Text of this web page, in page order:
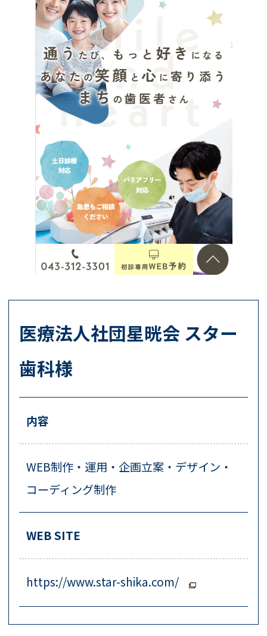
医療法人社団星晄会 スター
歯科様
内容
WEB制作・運用・企画立案・デザイン・
コーディング制作
WEB SITE
https://www.star-shika.com/